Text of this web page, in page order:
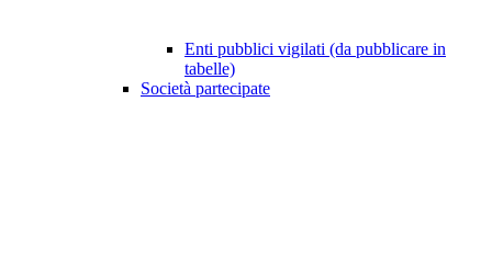
Enti pubblici vigilati (da pubblicare in
tabelle)
Società partecipate